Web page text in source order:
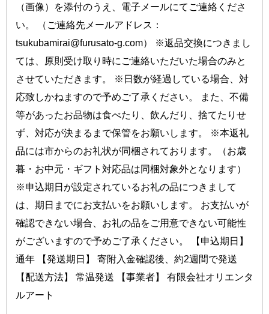
（画像）を添付のうえ、電子メールにてご連絡くださ
い。 （ご連絡先メールアドレス：
tsukubamirai@furusato-g.com） ※返品交換につきまし
ては、原則受け取り時にご連絡いただいた場合のみと
させていただきます。 ※日数が経過している場合、対
応致しかねますので予めご了承ください。 また、不備
等があったお品物は食べたり、飲んだり、捨てたりせ
ず、対応が決まるまで保管をお願いします。 ※本返礼
品には市からのお礼状が同梱されております。（お歳
暮・お中元・ギフト対応品は同梱対象外となります）
※申込期日が設定されているお礼の品につきまして
は、期日までにお支払いをお願いします。 お支払いが
確認できない場合、お礼の品をご用意できない可能性
がございますので予めご了承ください。 【申込期日】
通年 【発送期日】 寄附入金確認後、約2週間で発送
【配送方法】 常温発送 【事業者】 有限会社オリエンタ
ルアート